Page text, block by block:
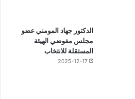
الدكتور جهاد المومني عضو
مجلس مفوضي الهيئة
المستقلة للانتخاب
2025-12-17